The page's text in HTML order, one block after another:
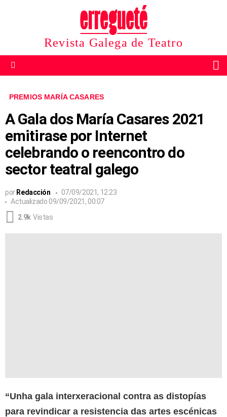
Revista Galega de Teatro
PREMIOS MARÍA CASARES
A Gala dos María Casares 2021
emitirase por Internet
celebrando o reencontro do
sector teatral galego
por Redacción
07/09/2021, 12:23
Actualizado 09/09/2021, 00:07
2.9k Vistas
“Unha gala interxeracional contra as distopías
para revindicar a resistencia das artes escénicas